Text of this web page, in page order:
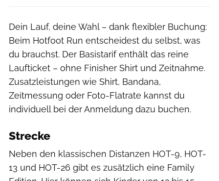
Dein Lauf, deine Wahl – dank flexibler Buchung:
Beim Hotfoot Run entscheidest du selbst, was
du brauchst. Der Basistarif enthält das reine
Laufticket – ohne Finisher Shirt und Zeitnahme.
Zusatzleistungen wie Shirt, Bandana,
Zeitmessung oder Foto-Flatrate kannst du
individuell bei der Anmeldung dazu buchen.
Strecke
Neben den klassischen Distanzen HOT-9, HOT-
13 und HOT-26 gibt es zusätzlich eine Family